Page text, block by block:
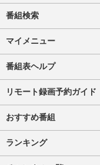
番組検索
マイメニュー
番組表ヘルプ
リモート録画予約ガイド
おすすめ番組
ランキング